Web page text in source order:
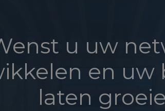
u uw
en uw
laten